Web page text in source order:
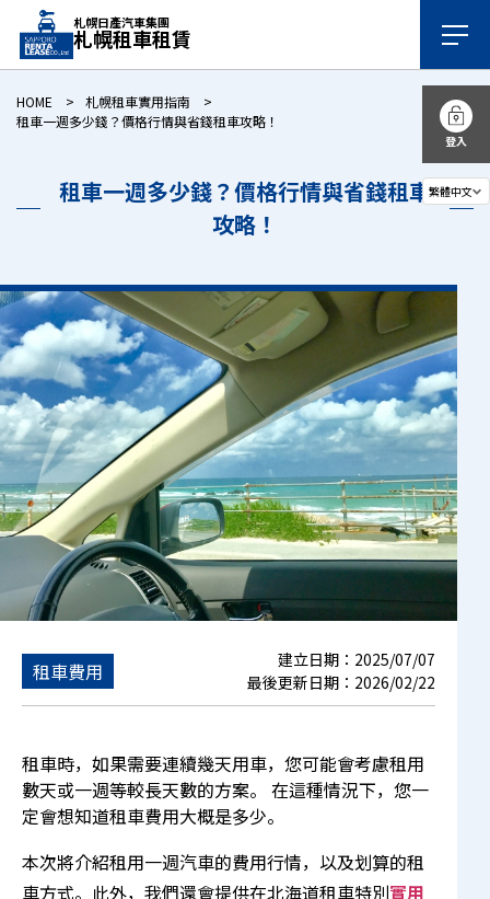
札幌日產汽車集團
札幌租車租賃
登入
HOME
札幌租車實用指南
租車一週多少錢？價格行情與省錢租車攻略！
租車一週多少錢？價格行情與省錢租車
攻略！
租車費用 建立日期： 2025/07/07
最後更新日期： 2026/02/22
租車時，如果需要連續幾天用車，您可能會考慮租用
數天或一週等較長天數的方案。 在這種情況下，您一
定會想知道租車費用大概是多少。
本次將介紹租用一週汽車的費用行情，以及划算的租
車方式。此外，我們還會提供在北海道租車特別實用